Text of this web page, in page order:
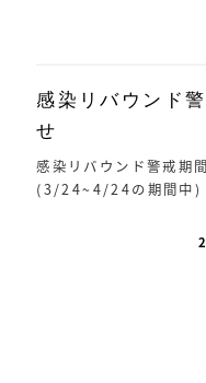
感染リバウンド
せ
感染リバウンド警戒期
(3/24~4/24の期間